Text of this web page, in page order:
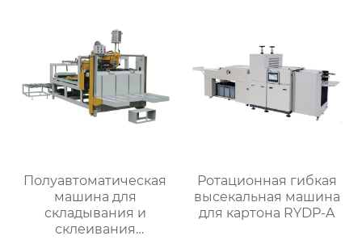
Полуавтоматическая
машина для
складывания и
склеивания
Ротационная гибкая
высекальная машина
для картона RYDP-A